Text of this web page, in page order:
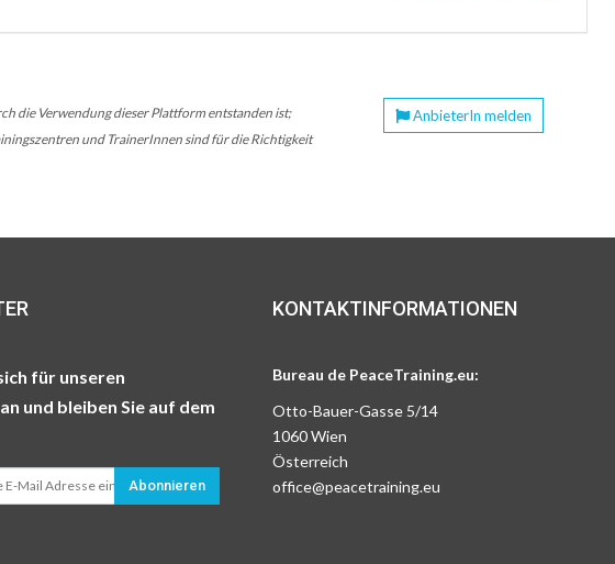
die Verwendung dieser Plattform entstanden ist;
und TrainerInnen sind für die Richtigkeit
AnbieterIn melden
für unseren
und bleiben Sie auf dem
Abonnieren
KONTAKTINFORMATIONEN
Bureau de PeaceTraining.eu:
Otto-Bauer-Gasse 5/14
1060 Wien
Österreich
office@peacetraining.eu